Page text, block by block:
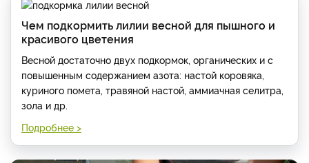
Чем подкормить лилии весной для пышного и
красивого цветения
Весной достаточно двух подкормок, органических и с
повышенным содержанием азота: настой коровяка,
куриного помета, травяной настой, аммиачная селитра,
зола и др.
Подробнее >